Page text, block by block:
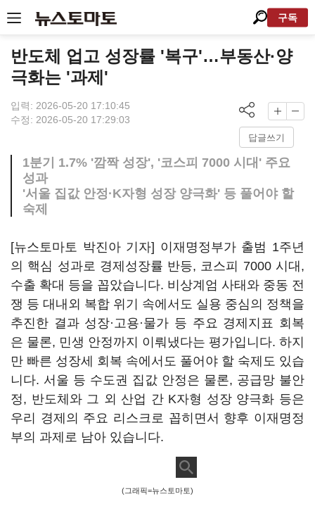
구독
반도체 업고 성장률 '복구'…부동산·양
극화는 '과제'
입력: 2026-05-20 17:10:45
수정: 2026-05-20 17:29:03
답글쓰기
1분기 1.7% '깜짝 성장', '코스피 7000 시대' 주요
성과
'서울 집값 안정·K자형 성장 양극화' 등 풀어야 할
숙제
[뉴스토마토 박진아 기자] 이재명정부가 출범 1주년
의 핵심 성과로 경제성장률 반등, 코스피 7000 시대,
수출 확대 등을 꼽았습니다. 비상계엄 사태와 중동 전
쟁 등 대내외 복합 위기 속에서도 실용 중심의 정책을
추진한 결과 성장·고용·물가 등 주요 경제지표 회복
은 물론, 민생 안정까지 이뤄냈다는 평가입니다. 하지
만 빠른 성장세 회복 속에서도 풀어야 할 숙제도 있습
니다. 서울 등 수도권 집값 안정은 물론, 공급망 불안
정, 반도체와 그 외 산업 간 K자형 성장 양극화 등은
우리 경제의 주요 리스크로 꼽히면서 향후 이재명정
부의 과제로 남아 있습니다.
(그래픽=뉴스토마토)